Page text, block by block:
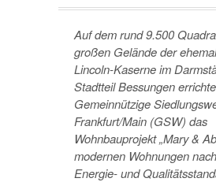
Auf dem rund 9.500
großen Gelände der
Lincoln-Kaserne im
Stadtteil Bessungen
Gemeinnützige
Frankfurt/Main (GSW) das
Wohnbauprojekt „Mary &
modernen Wohnungen
Energie- und